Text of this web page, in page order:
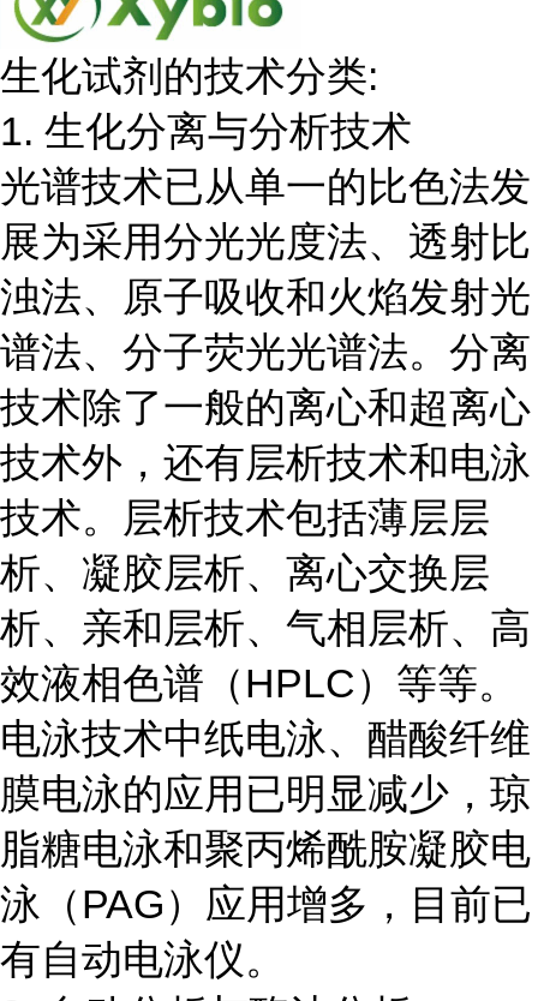
生化试剂的技术分类:
1. 生化分离与分析技术
光谱技术已从单一的比色法发
展为采用分光光度法、透射比
浊法、原子吸收和火焰发射光
谱法、分子荧光光谱法。分离
技术除了一般的离心和超离心
技术外，还有层析技术和电泳
技术。层析技术包括薄层层
析、凝胶层析、离心交换层
析、亲和层析、气相层析、高
效液相色谱（HPLC）等等。
电泳技术中纸电泳、醋酸纤维
膜电泳的应用已明显减少，琼
脂糖电泳和聚丙烯酰胺凝胶电
泳（PAG）应用增多，目前已
有自动电泳仪。